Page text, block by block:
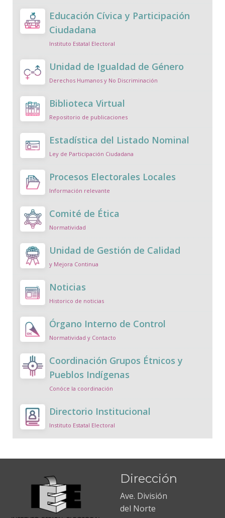
Educación Cívica y Participación
Ciudadana
Instituto Estatal Electoral
Unidad de Igualdad de Género
Derechos Humanos y No Discriminación
Biblioteca Virtual
Repositorio de publicaciones
Estadística del Listado Nominal
Ley de Participación Ciudadana
Procesos Electorales Locales
Información relevante
Comité de Ética
Normatividad
Unidad de Gestión de Calidad
y Mejora Continua
Noticias
Historico de noticias
Órgano Interno de Control
Normatividad y Contacto
Coordinación Grupos Étnicos y
Pueblos Indígenas
Conóce la coordinación
Directorio Institucional
Instituto Estatal Electoral
Dirección
Ave. División
del Norte